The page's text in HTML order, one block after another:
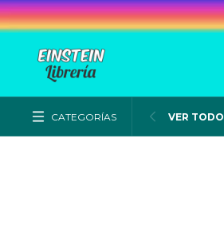
CATEGORÍAS VER